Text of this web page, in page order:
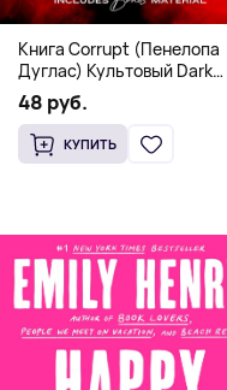
Книга Corrupt (Пенелопа
Дуглас) Культовый Dark
Romance бестселлер (18+)
48 руб.
КУПИТЬ